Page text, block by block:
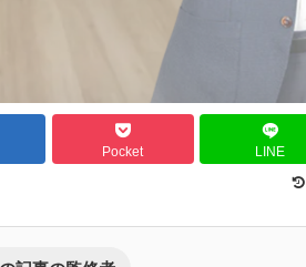
Pocket LINE